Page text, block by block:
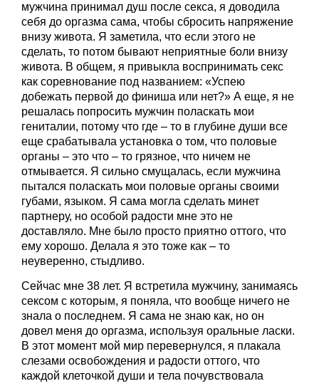
мужчина принимал душ после секса, я доводила
себя до оргазма сама, чтобы сбросить напряжение
внизу живота. Я заметила, что если этого не
сделать, то потом бывают неприятные боли внизу
живота. В общем, я привыкла воспринимать секс
как соревнование под названием: «Успею
добежать первой до финиша или нет?» А еще, я не
решалась попросить мужчин поласкать мои
гениталии, потому что где – то в глубине души все
еще срабатывала установка о том, что половые
органы – это что – то грязное, что ничем не
отмывается. Я сильно смущалась, если мужчина
пытался поласкать мои половые органы своими
губами, языком. Я сама могла сделать минет
партнеру, но особой радости мне это не
доставляло. Мне было просто приятно оттого, что
ему хорошо. Делала я это тоже как – то
неуверенно, стыдливо.
Сейчас мне 38 лет. Я встретила мужчину, занимаясь
сексом с которым, я поняла, что вообще ничего не
знала о последнем. Я сама не знаю как, но он
довел меня до оргазма, используя оральные ласки.
В этот момент мой мир перевернулся, я плакала
слезами освобождения и радости оттого, что
каждой клеточкой души и тела почувствовала